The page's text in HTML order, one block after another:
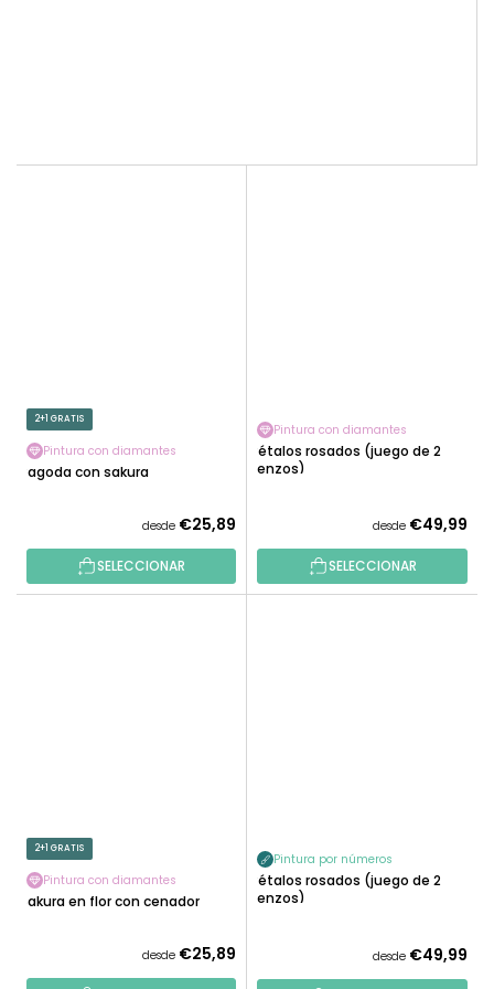
2+1 GRATIS
Pintura con diamantes
Pagoda con sakura
desde €25,89
SELECCIONAR
Pintura con diamantes
Pétalos rosados (juego de 2
lienzos)
desde €49,99
SELECCIONAR
2+1 GRATIS
Pintura con diamantes
Sakura en flor con cenador
desde €25,89
Pintura por números
Pétalos rosados (juego de 2
lienzos)
desde €49,99